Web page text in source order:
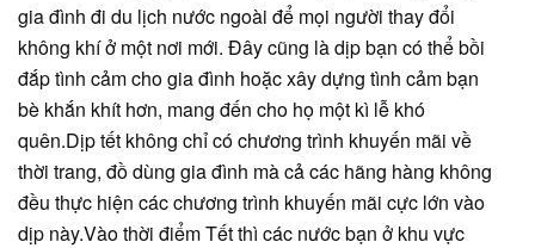
gia đình đi du lịch nước ngoài để mọi người thay đổi
không khí ở một nơi mới. Đây cũng là dịp bạn có thể bồi
đắp tình cảm cho gia đình hoặc xây dựng tình cảm bạn
bè khắn khít hơn, mang đến cho họ một kì lễ khó
quên.Dịp tết không chỉ có chương trình khuyến mãi về
thời trang, đồ dùng gia đình mà cả các hãng hàng không
đều thực hiện các chương trình khuyến mãi cực lớn vào
dịp này.Vào thời điểm Tết thì các nước bạn ở khu vực